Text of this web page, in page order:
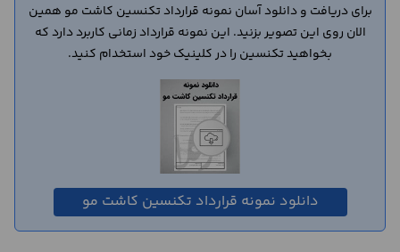
برای دریافت و دانلود آسان نمونه قرارداد تکنسین کاشت مو همین
الان روی این تصویر بزنید. این نمونه قرارداد زمانی کاربرد دارد که
بخواهید تکنسین را در کلینیک خود استخدام کنید.
دانلود نمونه قرارداد تکنسین کاشت مو